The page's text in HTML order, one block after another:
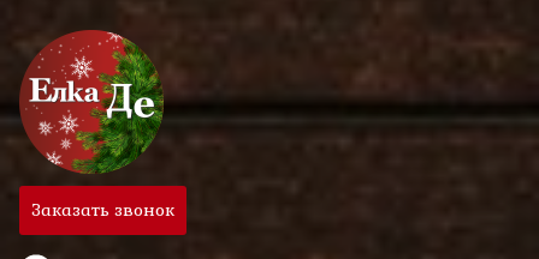
Заказать звонок